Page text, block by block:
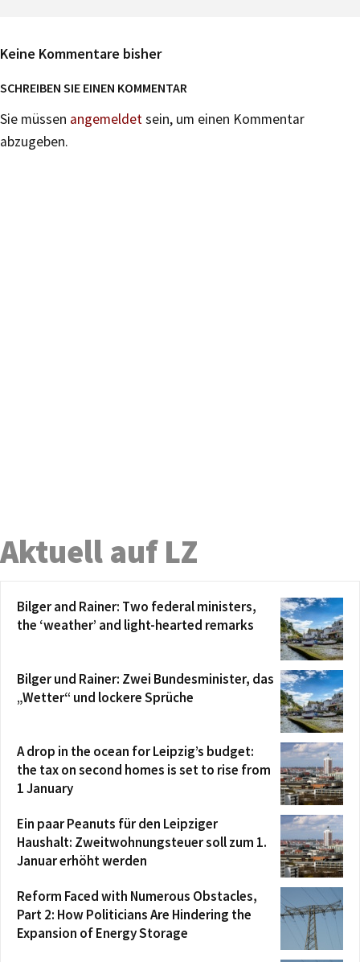
Keine Kommentare bisher
SCHREIBEN SIE EINEN KOMMENTAR
Sie müssen angemeldetsein, um einen Kommentar
abzugeben.
Aktuell auf LZ
Bilger and Rainer: Two federal ministers,
the ‘weather’ and light-hearted remarks
Bilger und Rainer: Zwei Bundesminister, das
„Wetter“ und lockere Sprüche
A drop in the ocean for Leipzig’s budget:
the tax on second homes is set to rise from
1 January
Ein paar Peanuts für den Leipziger
Haushalt: Zweitwohnungsteuer soll zum 1.
Januar erhöht werden
Reform Faced with Numerous Obstacles,
Part 2: How Politicians Are Hindering the
Expansion of Energy Storage